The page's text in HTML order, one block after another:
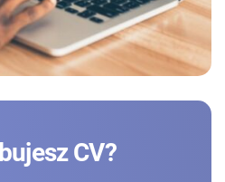
CV?